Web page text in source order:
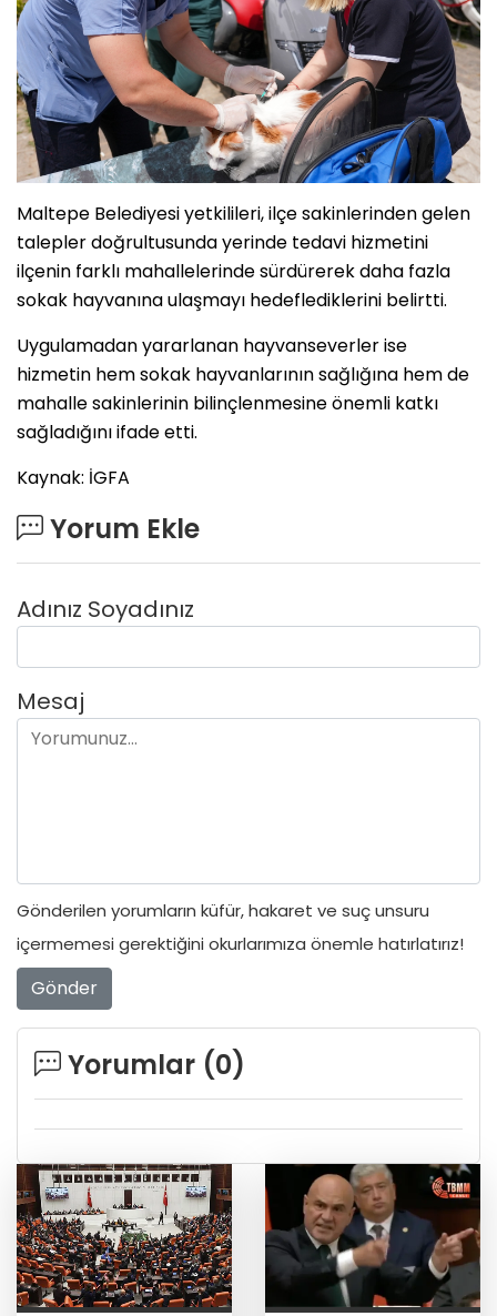
Maltepe Belediyesi yetkilileri, ilçe sakinlerinden gelen
talepler doğrultusunda yerinde tedavi hizmetini
ilçenin farklı mahallelerinde sürdürerek daha fazla
sokak hayvanına ulaşmayı hedeflediklerini belirtti.
Uygulamadan yararlanan hayvanseverler ise
hizmetin hem sokak hayvanlarının sağlığına hem de
mahalle sakinlerinin bilinçlenmesine önemli katkı
sağladığını ifade etti.
Kaynak: İGFA
Yorum Ekle
Adınız Soyadınız
Mesaj
Gönderilen yorumların küfür, hakaret ve suç unsuru
içermemesi gerektiğini okurlarımıza önemle hatırlatırız!
Gönder
Yorumlar (0)